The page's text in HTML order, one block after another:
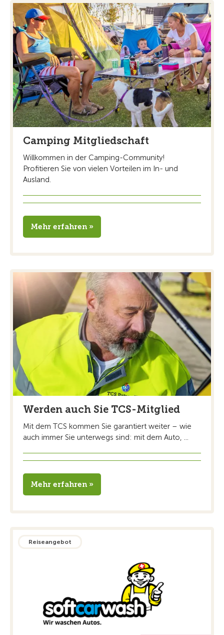
Camping Mitgliedschaft
Willkommen in der Camping-Community!
Profitieren Sie von vielen Vorteilen im In- und
Ausland.
Mehr erfahren »
Werden auch Sie TCS-Mitglied
Mit dem TCS kommen Sie garantiert weiter – wie
auch immer Sie unterwegs sind: mit dem Auto, ...
Mehr erfahren »
Reiseangebot